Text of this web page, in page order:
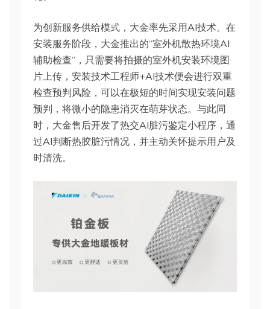
为创新服务供给模式，大金率先采用AI技术。在
安装服务阶段，大金推出的“室外机散热环境AI
辅助检查”，只需要将拍摄的室外机安装环境图
片上传，安装技术工程师+AI技术便会进行双重
检查预判风险，可以在极短的时间实现安装问题
预判，将微小的隐患消灭在萌芽状态。与此同
时，大金售后开发了热交AI脏污鉴定小程序，通
过AI判断热胶脏污情况，并主动关怀提示用户及
时清洗。